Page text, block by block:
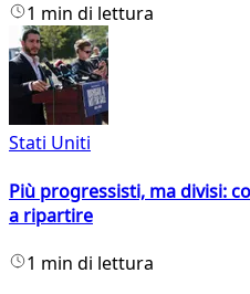
1 min di lettura
Stati Uniti
Più progressisti, ma divisi:
a ripartire
1 min di lettura